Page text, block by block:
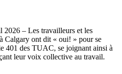
– Les travailleurs et les
Calgary ont dit « oui! » pour se
401 des TUAC, se joignant ainsi à
leur voix collective au travail.